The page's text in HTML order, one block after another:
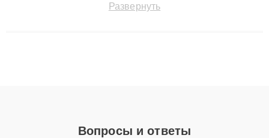
сохранением гарантии до 3 лет. Наши мастера решают
Развернуть
Вопросы и ответы